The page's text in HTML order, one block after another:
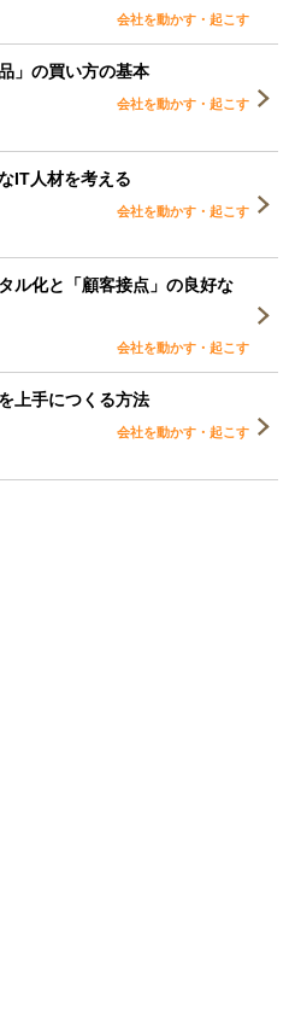
会社を動かす・起こす
」の買い方の基本
会社を動かす・起こす
IT人材を考える
会社を動かす・起こす
ル化と「顧客接点」の良好な
会社を動かす・起こす
上手につくる方法
会社を動かす・起こす